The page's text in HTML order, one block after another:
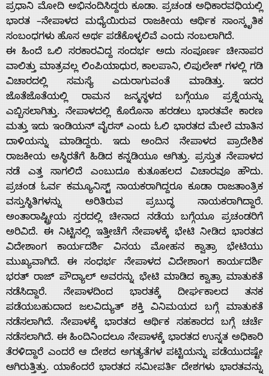
ಪ್ರಧಾನಿ ಮೋದಿ ಅಭಿನಂದಿಸಿದ್ದರು ಕೂಡಾ. ಪ್ರಚಂಡ ಅಧಿಕಾರವಧಿಯಲ್ಲಿ
ಭಾರತ –ನೇಪಾಳದ ಮಧ್ಯೆಯಿರುವ ರಾಜಕೀಯ ಆರ್ಥಿಕ ಸಾಂಸ್ಕೃತಿಕ
ಸಂಬಂಧಗಳು ಹೊಸ ಅರ್ಥ ಪಡೆಕೊಳ್ಳಲಿವೆ ಎಂದು ನಂಬಲಾಗಿದೆ.
ಈ ಹಿಂದೆ ಒಲಿ ಸರಕಾರವಿದ್ದ ಸಂದರ್ಭ ಅದು ಸಂಪೂರ್ಣ ಚೀನಾಪರ
ವಾಲಿತ್ತು ಮಾತ್ರವಲ್ಲ ಲಿಂಪಿಯಾಧುರ, ಕಾಲಪಾನಿ, ಲಿಪುಲೇಕ್ ಗಳಲ್ಲಿ ಗಡಿ
ವಿಚಾರದಲ್ಲಿ ಸಮಸ್ಯೆ ಎದುರಾಗುವಂತೆ ಮಾಡಿತ್ತು. ಇದರ
ಜೊತೆಜೊತೆಯಲ್ಲಿ ರಾಮನ ಜನ್ಮಸ್ಥಳದ ಬಗ್ಗೆಯೂ ಪ್ರಶ್ನೆಯನ್ನು
ಎಬ್ಬಿಸಲಾಗಿತ್ತು. ನೇಪಾಳದಲ್ಲಿ ಕೊರೊನಾ ಹರಡಲು ಭಾರತವೇ ಕಾರಣ
ಮತ್ತು ಇದು ಇಂಡಿಯನ್ ವೈರಸ್ ಎಂದು ಓಲಿ ಭಾರತದ ಮೇಲೆ ಮಾತಿನ
ದಾಳಿಯನ್ನು ಮಾಡಿದ್ದರು. ಇದು ಅಂದಿನ ನೇಪಾಳದ ಪ್ರಾದೇಶಿಕ
ರಾಜಕೀಯ ಅಸ್ಥಿರತೆಗೆ ಹಿಡಿದ ಕನ್ನಡಿಯೂ ಆಗಿತ್ತು. ಪ್ರಸ್ತುತ ನೇಪಾಳದ
ನಡೆ ಎತ್ತ ಸಾಗಲಿದೆ ಎಂಬುದೂ ಕುತೂಹಲದ ವಿಚಾರವೂ ಹೌದು.
ಪ್ರಚಂಡ ಓರ್ವ ಕಮ್ಯೂನಿಸ್ಟ್ ನಾಯಕರಾಗಿದ್ದರೂ ಕೂಡಾ ರಾಜತಾಂತ್ರಿಕ
ವಸ್ತುಸ್ಥಿತಿಗಳನ್ನು ಅರಿತಿರುವ ಪ್ರಬುದ್ಧ ನಾಯಕರಾಗಿದ್ದಾರೆ.
ಅಂತಾರಾಷ್ಟ್ರೀಯ ಸ್ತರದಲ್ಲಿ ಚೀನಾದ ನಡೆಯ ಬಗ್ಗೆಯೂ ಪ್ರಚಂಡರಿಗೆ
ಅರಿವಿದೆ. ಈ ನಿಟ್ಟಿನಲ್ಲಿ ಇತ್ತೀಚೆಗೆ ನೇಪಾಳಕ್ಕೆ ಭೇಟಿ ನೀಡಿದ ಭಾರತದ
ವಿದೇಶಾಂಗ ಕಾರ್ಯದರ್ಶಿ ವಿನಯ ಮೋಹನ ಕ್ವಾತ್ರಾ ಭೇಟಿಯು
ಮುಖ್ಯವಾಗಿದೆ. ಈ ಸಂಧರ್ಭ ನೇಪಾಳದ ವಿದೇಶಾಂಗ ಕಾರ್ಯದರ್ಶಿ
ಭರತ್‌ ರಾಜ್‌ ಪೌದ್ಯಾಲ್‌ ಅವರನ್ನು ಭೇಟಿ ಮಾಡಿದ ಕ್ವಾತ್ರಾ ಮಾತುಕತೆ
ನಡೆಸಿದ್ದಾರೆ. ನೇಪಾಳದಿಂದ ಭಾರತಕ್ಕೆ ದೀರ್ಘಕಾಲದ ತನಕ
ಪಡೆಯಬಹುದಾದ ಜಲವಿದ್ಯುತ್‌ ಶಕ್ತಿ ವಿನಿಮಯದ ಬಗ್ಗೆ ಮಾತುಕತೆ
ನಡೆಸಲಾಗಿದೆ. ನೇಪಾಳಕ್ಕೆ ಭಾರತದ ಆರ್ಥಿಕ ಸಹಕಾರದ ಬಗ್ಗೆ ಚರ್ಚೆ
ನಡೆಸಲಾಗಿದೆ. ಈ ಹಿಂದಿನಿಂದಲೂ ನೇಪಾಳಕ್ಕೆ ಭಾರತದ ಉನ್ನತ ಅಧಿಕಾರಿ
ತೆರಳಿದ್ದಾರೆ ಎಂದರೆ ಆ ದೇಶದ ಅಗತ್ಯತೆಗಳ ಪಟ್ಟಿಯನ್ನು ಪಡೆಯುದಷ್ಟೇ
ಆಗಿರುತ್ತಿತ್ತು. ಯಾಕೆಂದರೆ ಭಾರತದ ಸಮೀಪರ್ತಿ ದೇಶಗಳು ಭಾರತವನ್ನು